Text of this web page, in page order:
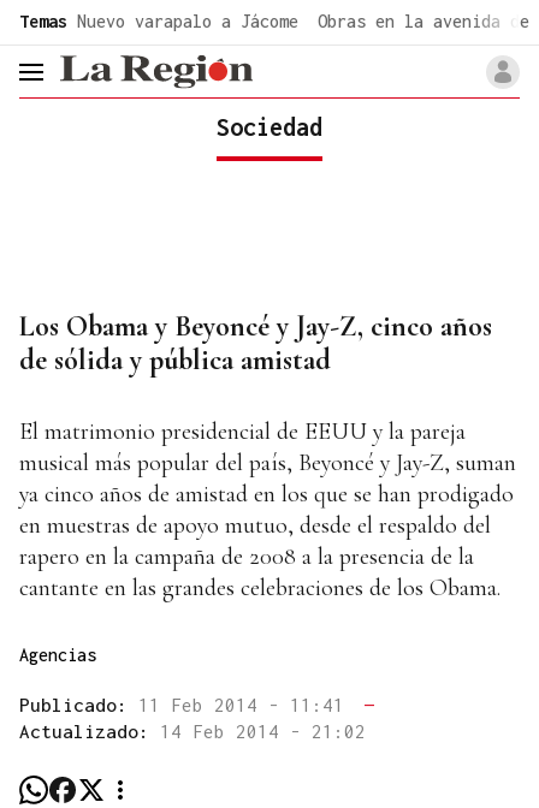
Temas Nuevo varapalo a Jácome Obras en la avenida de
header.menu.open
Sociedad
Los Obama y Beyoncé y Jay-Z, cinco años
de sólida y pública amistad
El matrimonio presidencial de EEUU y la pareja
musical más popular del país, Beyoncé y Jay-Z, suman
ya cinco años de amistad en los que se han prodigado
en muestras de apoyo mutuo, desde el respaldo del
rapero en la campaña de 2008 a la presencia de la
cantante en las grandes celebraciones de los Obama.
Agencias
Publicado: 11 Feb 2014 - 11:41
—
Actualizado: 14 Feb 2014 - 21:02